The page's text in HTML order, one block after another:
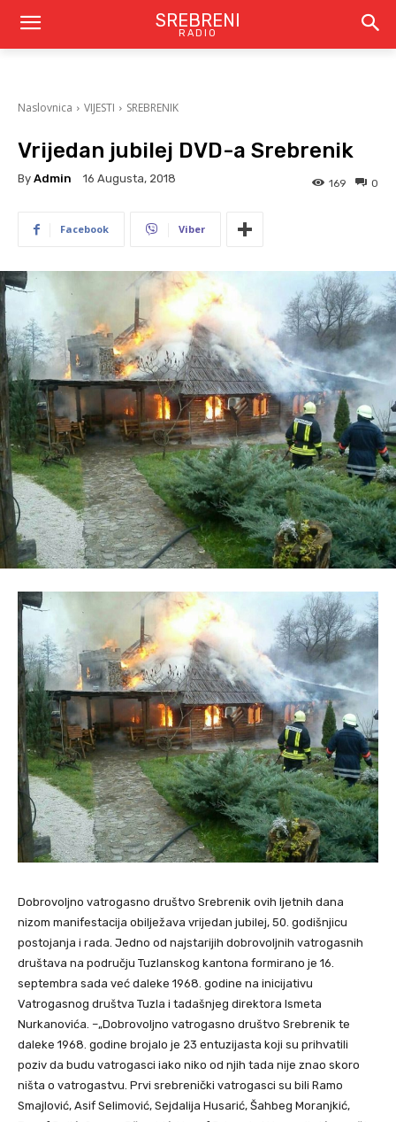
SREBRENI
RADIO
Naslovnica VIJESTI SREBRENIK
Vrijedan jubilej DVD-a Srebrenik
By Admin 16 Augusta, 2018 0
169
Facebook Viber
Dobrovoljno vatrogasno društvo Srebrenik ovih ljetnih dana
nizom manifestacija obilježava vrijedan jubilej, 50. godišnjicu
postojanja i rada. Jedno od najstarijih dobrovoljnih vatrogasnih
društava na području Tuzlanskog kantona formirano je 16.
septembra sada već daleke 1968. godine na inicijativu
Vatrogasnog društva Tuzla i tadašnjeg direktora Ismeta
Nurkanovića. –„Dobrovoljno vatrogasno društvo Srebrenik te
daleke 1968. godine brojalo je 23 entuzijasta koji su prihvatili
poziv da budu vatrogasci iako niko od njih tada nije znao skoro
ništa o vatrogastvu. Prvi srebrenički vatrogasci su bili Ramo
Smajlović, Asif Selimović, Sejdalija Husarić, Šahbeg Moranjkić,